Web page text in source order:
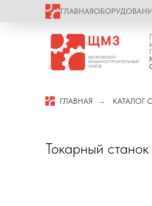
ГЛАВНАЯ
ГЛАВНАЯ → КАТАЛОГ
Токарный